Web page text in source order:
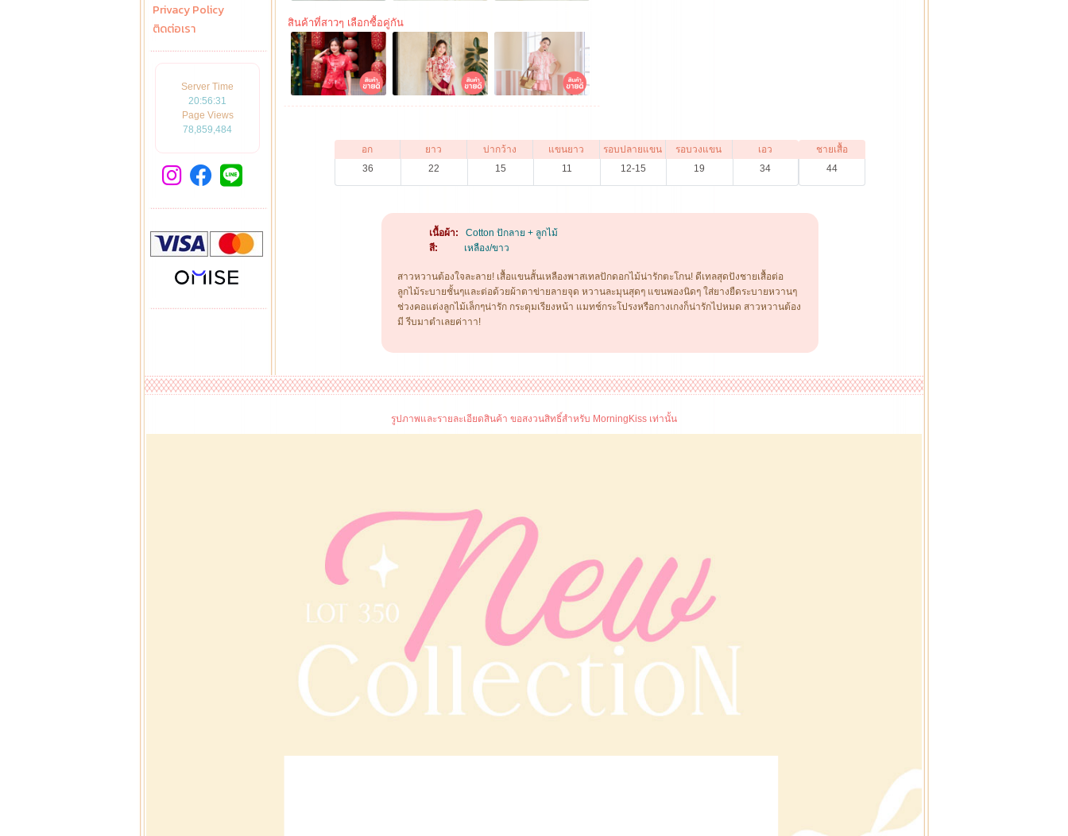
Privacy Policy
ติดต่อเรา
Server Time
20:56:32
Page Views
78,859,484
สินค้าที่สาวๆ เลือกซื้อคู่กัน
อก
36
ยาว
22
บ่ากว้าง
15
แขนยาว
11
รอบปลายแขน
12-15
รอบวงแขน
19
เอว
34
ชายเสื้อ
44
เนื้อผ้า:
Cotton ปักลาย + ลูกไม้
สี:
เหลือง/ขาว
สาวหวานต้องใจละลาย! เสื้อแขนสั้นเหลืองพาสเทลปักดอกไม้น่ารักตะโกน! ดีเทลสุดปังชายเสื้อต่อ
ลูกไม้ระบายชั้นๆและต่อด้วยผ้าตาข่ายลายจุด หวานละมุนสุดๆ แขนพองนิดๆ ใส่ยางยืดระบายหวานๆ
ช่วงคอแต่งลูกไม้เล็กๆน่ารัก กระดุมเรียงหน้า แมทช์กระโปรงหรือกางเกงก็น่ารักไปหมด สาวหวานต้อง
มี รีบมาตำเลยค่าาา!
รูปภาพและรายละเอียดสินค้า ขอสงวนสิทธิ์สำหรับ MorningKiss เท่านั้น